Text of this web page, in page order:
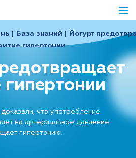
| База знаний | Йогурт
гипертонии
гипертонии
что употребление
на артериальное давление
гипертонию.